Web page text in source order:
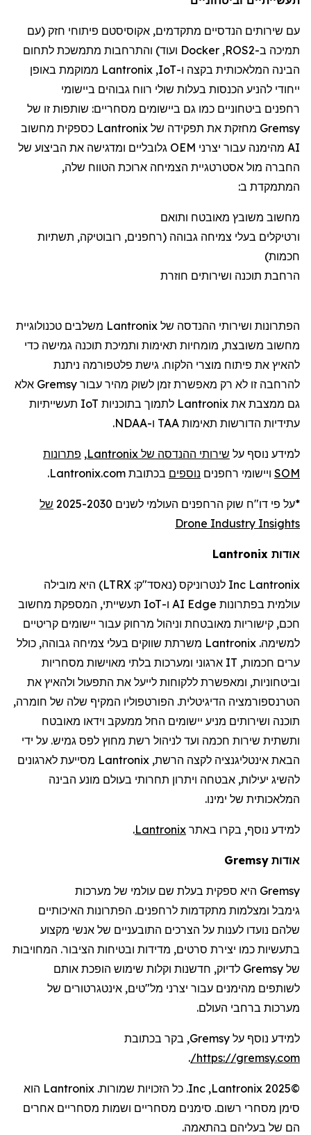
עם שירותים הנדסיים מתקדמים, אקוסיסטם פיתוחי חזק (עם
תמיכה ב-ROS2
,
Docker ועוד) והתרחבות מתמשכת לתחום
הבינה המלאכותית בקצה ו-IoT
,
Lantronix ממוקמת באופן
ייחודי להניע הכנסות בעלות שולי רווח גבוהים ביישומי
רחפנים ביטחוניים כמו גם ביישומים מסחריים: שותפות זו של
Gremsy מחזקת את תפקידה של Lantronix כספקית מחשוב
AI מהימנה עבור יצרני OEM גלובליים ומדגישה את הביצוע של
החברה מול אסטרטגיית הצמיחה ארוכת הטווח שלה,
המתמקדת ב:
מחשוב משובץ מאובטח ותואם
ורטיקלים בעלי צמיחה גבוהה (רחפנים, רובוטיקה, תשתיות
חכמות)
הרחבת תוכנה ושירותים חוזרת
הפתרונות ושירותי ההנדסה של Lantronix משלבים טכנולוגיית
מחשוב משובצת, מומחיות תאימות ותמיכת תוכנה גמישה כדי
להאיץ את פיתוח מוצרי הלקוח. גישת פלטפורמה ניתנת
להרחבה זו לא רק מאפשרת זמן לשוק מהיר עבור Gremsy אלא
גם ממצבת את Lantronix לתמוך בתוכניות IoT תעשייתיות
עתידיות הדורשות תאימות TAA ו-NDAA.
למידע נוסף על שירותי ההנדסה של Lantronix
, פתרונות
SOM ויישומי רחפנים נוספים בכתובת Lantronix.com.
*על פי דו"ח שוק הרחפנים העולמי לשנים 2025-2030
של
Drone Industry Insights
אודות Lantronix
Lantronix
Inc לנטרוניקס (נאסד"ק: LTRX) היא מובילה
עולמית בפתרונות Edge
AI ו-IoT תעשייתי, המספקת מחשוב
חכם, קישוריות מאובטחת וניהול מרחוק עבור יישומים קריטיים
למשימה. Lantronix משרתת שווקים בעלי צמיחה גבוהה, כולל
ערים חכמות, IT ארגוני ומערכות בלתי מאוישות מסחריות
וביטחוניות, ומאפשרת ללקוחות לייעל את התפעול ולהאיץ את
הטרנספורמציה הדיגיטלית. הפורטפוליו המקיף שלה של חומרה,
תוכנה ושירותים מניע יישומים החל ממעקב וידאו מאובטח
ותשתית שירות חכמה ועד לניהול רשת מחוץ לפס גמיש. על ידי
הבאת אינטליגנציה לקצה הרשת, Lantronix מסייעת לארגונים
להשיג יעילות, אבטחה ויתרון תחרותי בעולם מונע הבינה
המלאכותית של ימינו.
למידע נוסף, בקרו באתר Lantronix
.
אודות Gremsy
Gremsy היא ספקית בעלת שם עולמי של מערכות
גימבל ומצלמות מתקדמות לרחפנים. הפתרונות האיכותיים
שלהם נועדו לענות על הצרכים התובעניים של אנשי מקצוע
בתעשיות כמו יצירת סרטים, מדידות ובטיחות הציבור. המחויבות
של Gremsy לדיוק, חדשנות וקלות שימוש הופכת אותם
לשותפים מהימנים עבור יצרני מל"טים, אינטגרטורים של
מערכות ברחבי העולם.
למידע נוסף על Gremsy, בקר בכתובת
https://gremsy.com
/
.
©2025
Lantronix
,
Inc. כל הזכויות שמורות. Lantronix הוא
סימן מסחרי רשום. סימנים מסחריים ושמות מסחריים אחרים
הם של בעליהם בהתאמה.